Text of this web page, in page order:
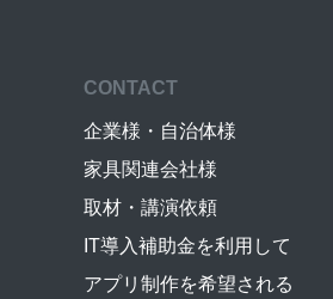
CONTACT
企業様・自治体様
家具関連会社様
取材・講演依頼
IT導入補助金を利用して
アプリ制作を希望される